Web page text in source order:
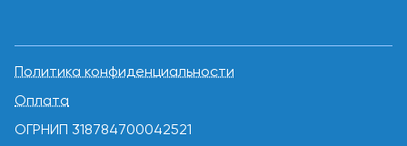
Политика конфиденциальности
Оплата
ОГРНИП 318784700042521